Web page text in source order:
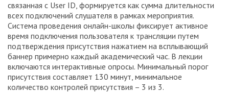
связанная с User ID, формируется как сумма длительности
всех подключений слушателя в рамках мероприятия.
Система проведения онлайн-школы фиксирует активное
время подключения пользователя к трансляции путем
подтверждения присутствия нажатием на всплывающий
баннер примерно каждый академический час. В лекции
включаются интерактивные опросы. Минимальный порог
присутствия составляет 130 минут, минимальное
количество контролей присутствия – 3 из 3.